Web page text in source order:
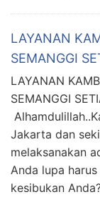
LAYANAN
SEMANGGI
LAYANAN
SEMANGGI
Jakarta dan
melaksanakan
Anda lupa
kesibukan